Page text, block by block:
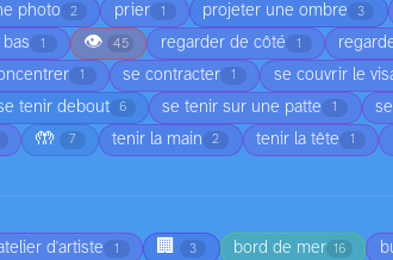
photo 2 prier 1 projeter une ombre 3
bas 1 👁️ 45 regarder de côté 1
1 se contracter 1 se couvrir le
tenir debout 6 se tenir sur une patte 1
🤲 7 tenir la main 2 tenir la tête 1
d'artiste 1 🏢 3 bord de mer 16